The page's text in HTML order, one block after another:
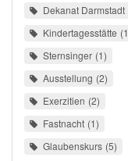
Dekanat Darmstadt
Kindertagesstätte 1
Sternsinger 1
Ausstellung 2
Exerzitien 2
Fastnacht 1
Glaubenskurs 5